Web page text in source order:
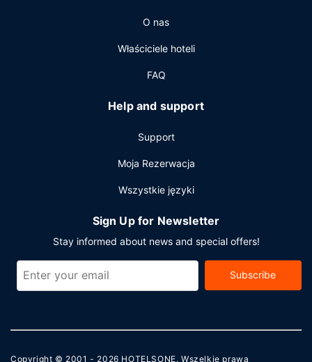
O nas
Właściciele hoteli
FAQ
Help and support
Support
Moja Rezerwacja
Wszystkie języki
Sign Up for Newsletter
Stay informed about news and special offers!
Subscribe
Copyright © 2001 - 2026 HOTELSONE. Wszelkie prawa